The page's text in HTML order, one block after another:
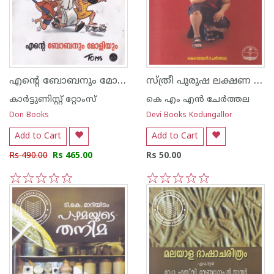
എന്റെ ബോബനും മോളിയും
കാര്‍ട്ടുണിസ്റ്റ് റ്റോംസ്
Don Books
Add to Cart
Rs 490.00 Rs 465.00
5
4
3
2
1
സ്ത്രീ പുരുഷ ലക്ഷണ ശാസ്ത്രം
കെ എം എന്‍ ചേര്‍ത്തല
Devi Books Kodungallor
Add to Cart
Rs 50.00
5
4
3
2
1